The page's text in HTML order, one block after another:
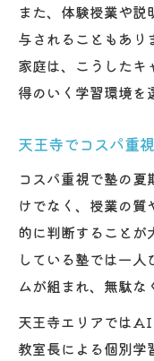
また、体験授業や
与されることもあり
家庭は、こうしたキ
得のいく学習環境を
天王寺でコスパ重
コスパ重視で塾の
けでなく、授業の
的に判断することが
している塾では一
ムが組まれ、無駄な
天王寺エリアでは
教室長による個別学